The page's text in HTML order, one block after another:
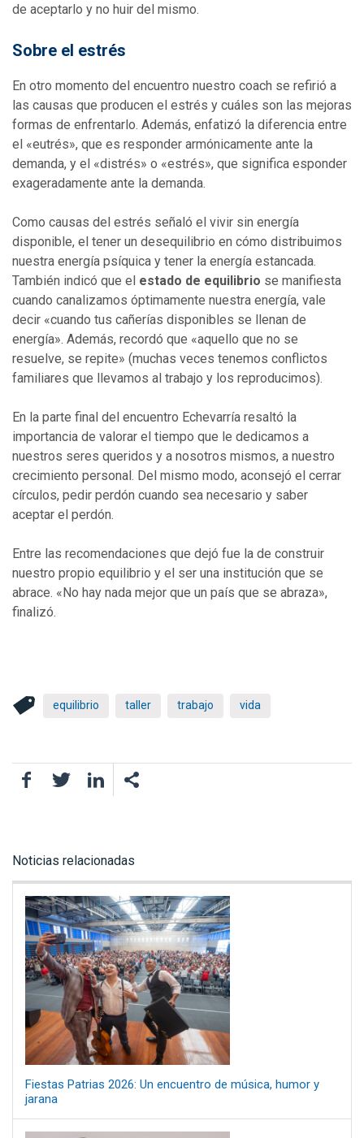
de aceptarlo y no huir del mismo.
Sobre el estrés
En otro momento del encuentro nuestro coach se refirió a
las causas que producen el estrés y cuáles son las mejoras
formas de enfrentarlo. Además, enfatizó la diferencia entre
el «eutrés», que es responder armónicamente ante la
demanda, y el «distrés» o «estrés», que significa esponder
exageradamente ante la demanda.
Como causas del estrés señaló el vivir sin energía
disponible, el tener un desequilibrio en cómo distribuimos
nuestra energía psíquica y tener la energía estancada.
También indicó que el estado de equilibrio se manifiesta
cuando canalizamos óptimamente nuestra energía, vale
decir «cuando tus cañerías disponibles se llenan de
energía». Además, recordó que «aquello que no se
resuelve, se repite» (muchas veces tenemos conflictos
familiares que llevamos al trabajo y los reproducimos).
En la parte final del encuentro Echevarría resaltó la
importancia de valorar el tiempo que le dedicamos a
nuestros seres queridos y a nosotros mismos, a nuestro
crecimiento personal. Del mismo modo, aconsejó el cerrar
círculos, pedir perdón cuando sea necesario y saber
aceptar el perdón.
Entre las recomendaciones que dejó fue la de construir
nuestro propio equilibrio y el ser una institución que se
abrace. «No hay nada mejor que un país que se abraza»,
finalizó.
equilibrio taller trabajo vida
FacebookTwitter LinkedIn
Noticias relacionadas
Fiestas Patrias 2026: Un encuentro de música, humor y
jarana